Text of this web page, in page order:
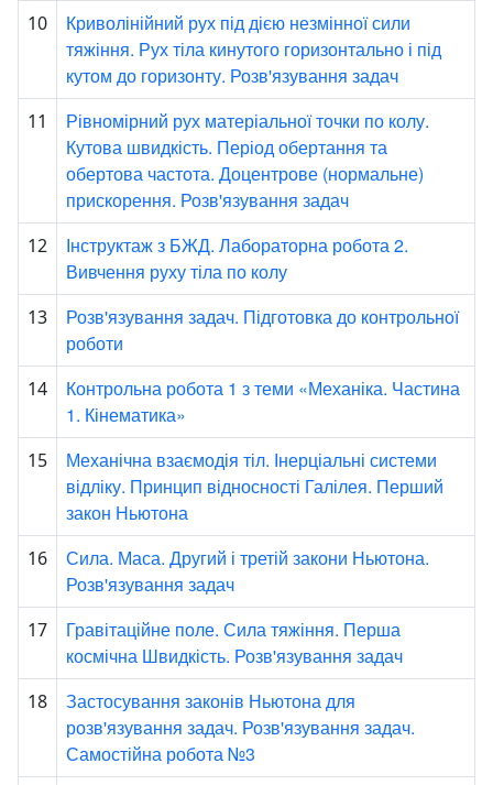
10
Криволінійний рух під дією незмінної сили
тяжіння. Рух тіла кинутого горизонтально і під
кутом до горизонту. Розв'язування задач
11
Рівномірний рух матеріальної точки по колу.
Кутова швидкість. Період обертання та
обертова частота. Доцентрове (нормальне)
прискорення. Розв'язування задач
12
Інструктаж з БЖД. Лабораторна робота 2.
Вивчення руху тіла по колу
13
Розв'язування задач. Підготовка до контрольної
роботи
14
Контрольна робота 1 з теми «Механіка. Частина
1. Кінематика»
15
Механічна взаємодія тіл. Інерціальні системи
відліку. Принцип відносності Галілея. Перший
закон Ньютона
16
Сила. Маса. Другий і третій закони Ньютона.
Розв'язування задач
17
Гравітаційне поле. Сила тяжіння. Перша
космічна Швидкість. Розв'язування задач
18
Застосування законів Ньютона для
розв'язування задач. Розв'язування задач.
Самостійна робота №3